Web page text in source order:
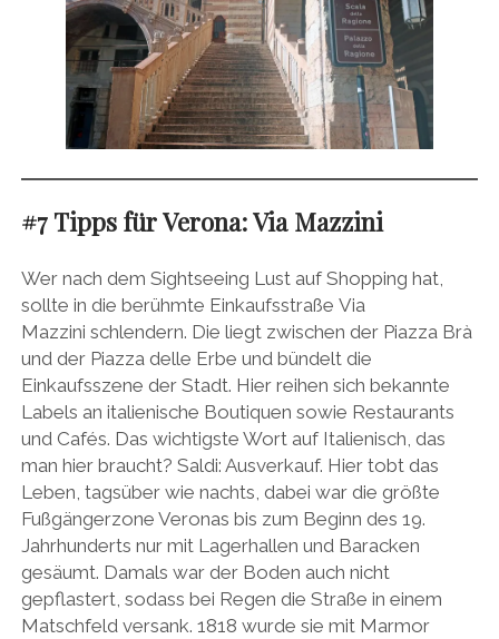
#7 Tipps für Verona: Via Mazzini
Wer nach dem Sightseeing Lust auf Shopping hat,
sollte in die berühmte Einkaufsstraße Via
Mazzini schlendern. Die liegt zwischen der Piazza Brà
und der Piazza delle Erbe und bündelt die
Einkaufsszene der Stadt. Hier reihen sich bekannte
Labels an italienische Boutiquen sowie Restaurants
und Cafés. Das wichtigste Wort auf Italienisch, das
man hier braucht? Saldi: Ausverkauf. Hier tobt das
Leben, tagsüber wie nachts, dabei war die größte
Fußgängerzone Veronas bis zum Beginn des 19.
Jahrhunderts nur mit Lagerhallen und Baracken
gesäumt. Damals war der Boden auch nicht
gepflastert, sodass bei Regen die Straße in einem
Matschfeld versank. 1818 wurde sie mit Marmor